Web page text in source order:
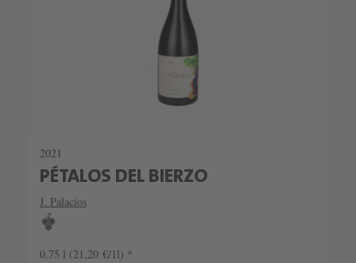
2021
PÉTALOS DEL BIERZO
J. Palacios
0.75 l (21,20 €/1l) *